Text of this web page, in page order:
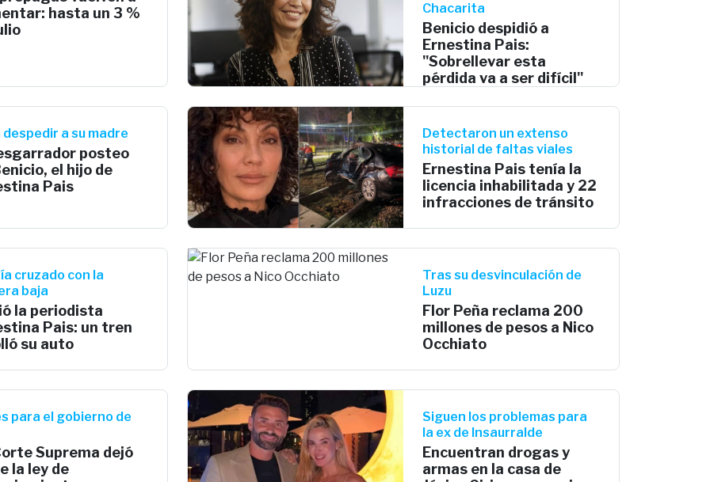
hasta un 3 %
Chacarita
Benicio despidió a
Ernestina Pais:
"Sobrellevar esta
pérdida va a ser difícil"
despedir a su madre
posteo
el hijo de
Pais
Detectaron un extenso
historial de faltas viales
Ernestina Pais tenía la
licencia inhabilitada y 22
infracciones de tránsito
cruzado con la
baja
la periodista
Pais: un tren
su auto
Tras su desvinculación de
Luzu
Flor Peña reclama 200
millones de pesos a Nico
Occhiato
para el gobierno de
Suprema dejó
la ley de
Siguen los problemas para
la ex de Insaurralde
Encuentran drogas y
armas en la casa de